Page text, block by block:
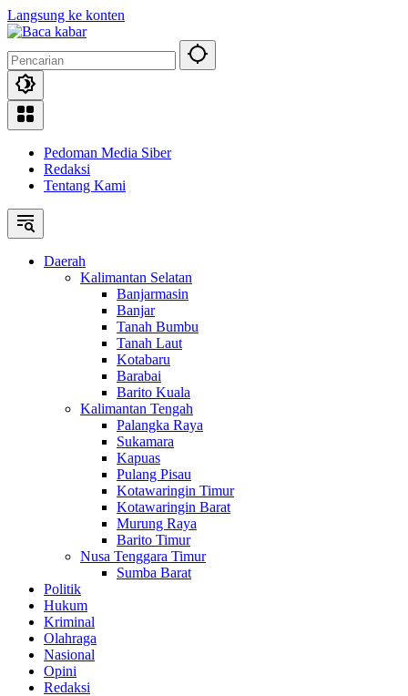
Langsung ke konten
Pedoman Media Siber
Redaksi
Tentang Kami
Daerah
Kalimantan Selatan
Banjarmasin
Banjar
Tanah Bumbu
Tanah Laut
Kotabaru
Barabai
Barito Kuala
Kalimantan Tengah
Palangka Raya
Sukamara
Kapuas
Pulang Pisau
Kotawaringin Timur
Kotawaringin Barat
Murung Raya
Barito Timur
Nusa Tenggara Timur
Sumba Barat
Politik
Hukum
Kriminal
Olahraga
Nasional
Opini
Redaksi